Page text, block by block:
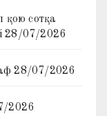
қою сотқа
28/07/2026
28/07/2026
2026